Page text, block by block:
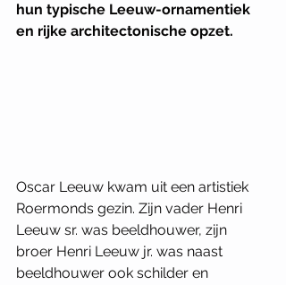
hun typische Leeuw-ornamentiek
en rijke architectonische opzet.
Oscar Leeuw kwam uit een artistiek
Roermonds gezin. Zijn vader Henri
Leeuw sr. was beeldhouwer, zijn
broer Henri Leeuw jr. was naast
beeldhouwer ook schilder en